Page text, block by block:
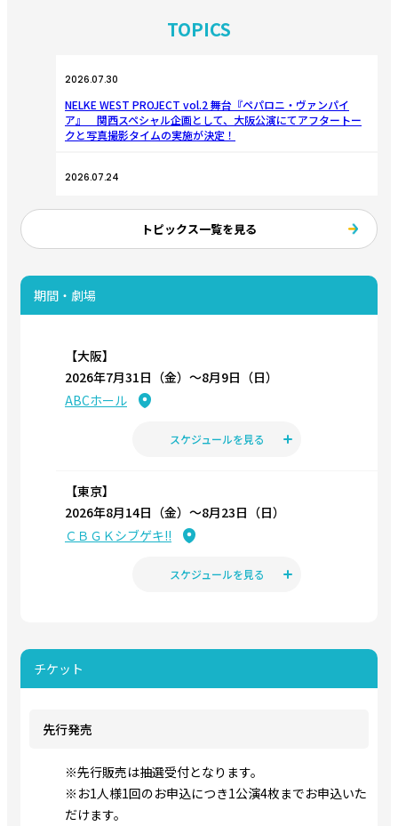
TOPICS
2026.07.30
NELKE WEST PROJECT vol.2 舞台『ペパロニ・ヴァンパイ
ア』 関西スペシャル企画として、大阪公演にてアフタートー
クと写真撮影タイムの実施が決定！
2026.07.24
ア』 来場者特典配布決定！
NELKE WEST PROJECT vol.2 舞台『ペパロニ・ヴァンパイ
ア』 キャラクタービジュアル解禁！
NELKE WEST PROJECT vol.2 舞台『ペパロニ・ヴァンパイ
トピックス一覧を見る
期間・劇場
【大阪】
2026年7月31日（金）〜8月9日（日）
ABCホール
スケジュールを見る
【東京】
2026年8月14日（金）〜8月23日（日）
ＣＢＧＫシブゲキ!!
スケジュールを見る
チケット
先行発売
※先行販売は抽選受付となります。
※お1人様1回のお申込につき1公演4枚までお申込いた
だけます。